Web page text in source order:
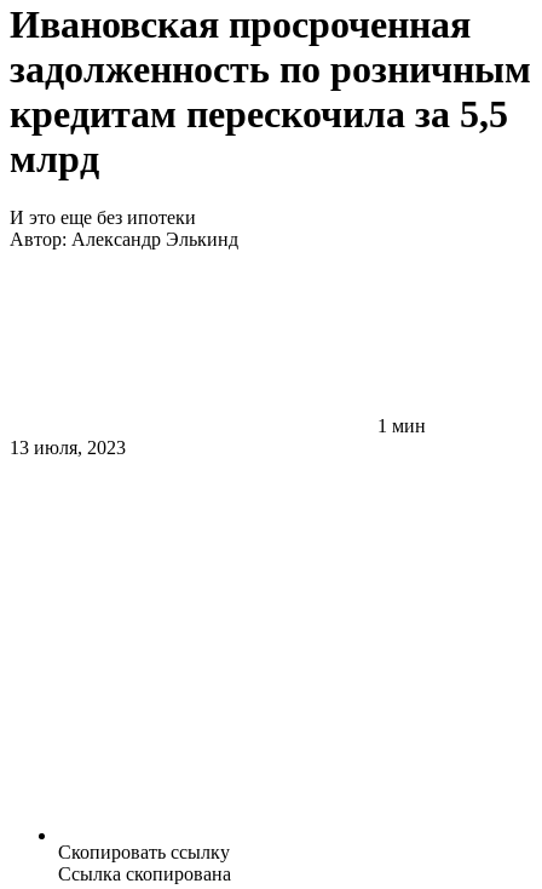
Ивановская просроченная
задолженность по розничным
кредитам перескочила за 5,5
млрд
И это еще без ипотеки
Автор: Александр Элькинд
1 мин
13 июля, 2023
Скопировать ссылку
Ссылка скопирована